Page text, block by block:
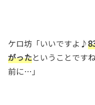
ケロ坊「いいですよ♪
がったということです
前に…」